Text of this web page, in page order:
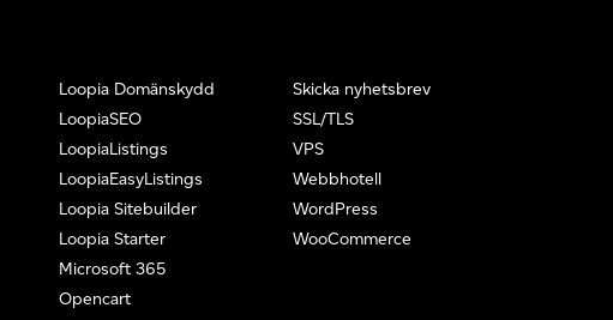
Loopia Domänskydd
LoopiaSEO
LoopiaListings
LoopiaEasyListings
Loopia Sitebuilder
Loopia Starter
Microsoft 365
Opencart
Skicka nyhetsbrev
SSL/TLS
VPS
Webbhotell
WordPress
WooCommerce